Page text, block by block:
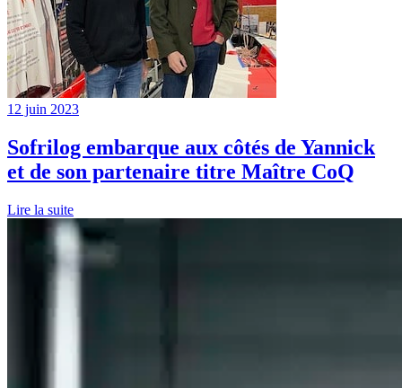
12 juin 2023
Sofrilog embarque aux côtés de Yannick
et de son partenaire titre Maître CoQ
Lire la suite